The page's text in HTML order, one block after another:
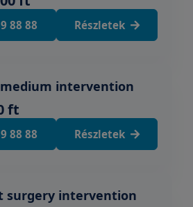
88 88 Részletek
intervention
ft
88 88 Részletek
surgery intervention